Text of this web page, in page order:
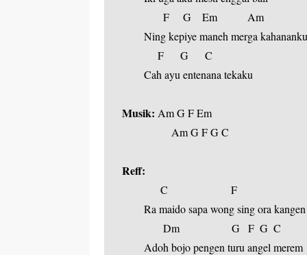
F     G    Em           Am
Ning kepiye maneh merga kahananku
F      G      C
Cah ayu entenana tekaku
Musik: Am G F Em
Am G F G C
Reff:
C                       F
Ra maido sapa wong sing ora kangen
Dm                   G   F  G  C
Adoh bojo pengen turu angel merem